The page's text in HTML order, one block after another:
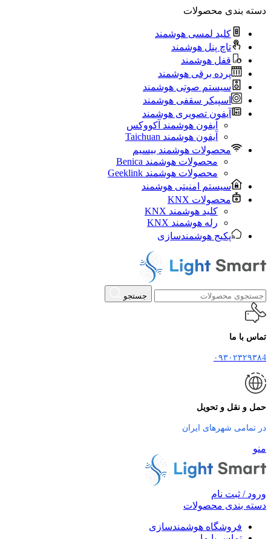
دسته بندی محصولات
کلید لمسی هوشمند
تاچ پنل هوشمند
قفل هوشمند
پرده برقی هوشمند
سیستم صوتی هوشمند
اسپیکر سقفی هوشمند
آیفون تصویری هوشمند
آيفون هوشمند آکووکس
آیفون هوشمند Taichuan
محصولات هوشمند بیسیم
محصولات هوشمند Benica
محصولات هوشمند Geeklink
سیستم امنیتی هوشمند
محصولات KNX
کلید هوشمند KNX
رله هوشمند KNX
پکیج هوشمندسازی
جستجو
تماس با ما
۰۹۳۰۲۳۲۹۳۸4
حمل و نقل و تحویل
در تمامی شهرهای ایران
منو
ورود / ثبت نام
دسته بندی محصولات
فروشگاه هوشمندسازی